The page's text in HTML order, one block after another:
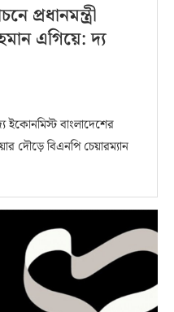
প্রধানমন্ত্রী
এগিয়ে: দ্য
ইকোনমিস্ট বাংলাদেশের
দৌড়ে বিএনপি চেয়ারম্যান